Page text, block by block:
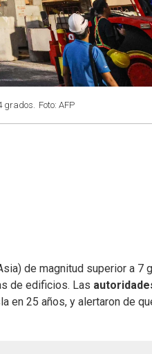
grados. Foto: AFP
de magnitud superior a 7
de edificios. Las
en 25 años, y alertaron de